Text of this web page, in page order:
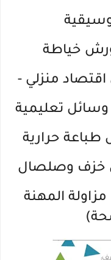
خياطة
منزلي -
تعليمية
حرارية
خزف وصلصال
المهنة